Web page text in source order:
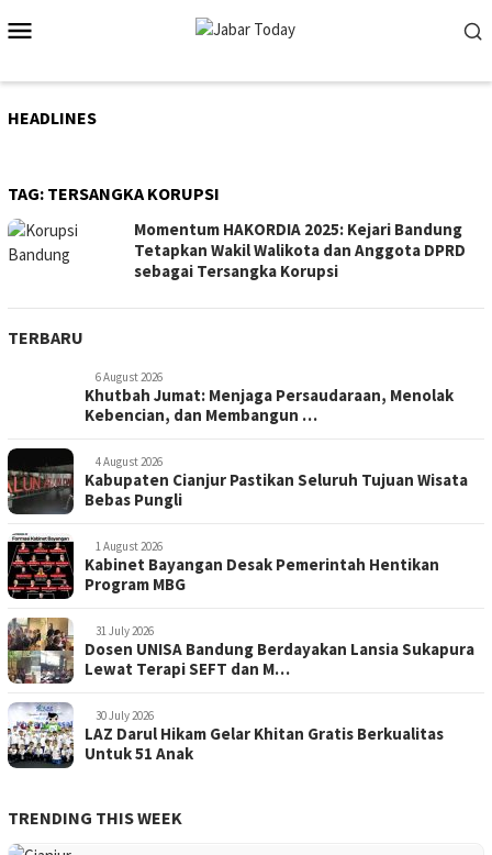
to
HEADLINES
TAG: TERSANGKA KORUPSI
Momentum HAKORDIA 2025: Kejari Bandung
Tetapkan Wakil Walikota dan Anggota DPRD
sebagai Tersangka Korupsi
TERBARU
6 August 2026
Khutbah Jumat: Menjaga Persaudaraan, Menolak
Kebencian, dan Membangun …
4 August 2026
Kabupaten Cianjur Pastikan Seluruh Tujuan Wisata
Bebas Pungli
1 August 2026
Kabinet Bayangan Desak Pemerintah Hentikan
Program MBG
31 July 2026
Dosen UNISA Bandung Berdayakan Lansia Sukapura
Lewat Terapi SEFT dan M…
30 July 2026
LAZ Darul Hikam Gelar Khitan Gratis Berkualitas
Untuk 51 Anak
TRENDING THIS WEEK